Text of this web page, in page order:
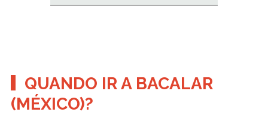
QUANDO IR A BACALAR
(MÉXICO)?